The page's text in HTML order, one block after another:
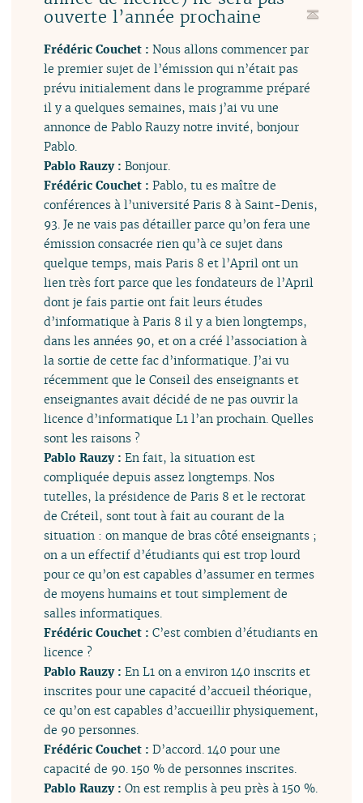
ouverte l’année prochaine
Frédéric Couchet :Nous allons commencer par
le premier sujet de l’émission qui n’était pas
prévu initialement dans le programme préparé
il y a quelques semaines, mais j’ai vu une
annonce de Pablo Rauzy notre invité, bonjour
Pablo.
Pablo Rauzy :Bonjour.
Frédéric Couchet :Pablo, tu es maître de
conférences à l’université Paris 8 à Saint-Denis,
93. Je ne vais pas détailler parce qu’on fera une
émission consacrée rien qu’à ce sujet dans
quelque temps, mais Paris 8 et l’April ont un
lien très fort parce que les fondateurs de l’April
dont je fais partie ont fait leurs études
d’informatique à Paris 8 il y a bien longtemps,
dans les années 90, et on a créé l’association à
la sortie de cette fac d’informatique. J’ai vu
récemment que le Conseil des enseignants et
enseignantes avait décidé de ne pas ouvrir la
licence d’informatique L1 l’an prochain. Quelles
sont les raisons ?
Pablo Rauzy :En fait, la situation est
compliquée depuis assez longtemps. Nos
tutelles, la présidence de Paris 8 et le rectorat
de Créteil, sont tout à fait au courant de la
situation : on manque de bras côté enseignants ;
on a un effectif d’étudiants qui est trop lourd
pour ce qu’on est capables d’assumer en termes
de moyens humains et tout simplement de
salles informatiques.
Frédéric Couchet :C’est combien d’étudiants en
licence ?
Pablo Rauzy :En L1 on a environ 140 inscrits et
inscrites pour une capacité d’accueil théorique,
ce qu’on est capables d’accueillir physiquement,
de 90 personnes.
Frédéric Couchet :D’accord. 140 pour une
capacité de 90. 150 % de personnes inscrites.
Pablo Rauzy :On est remplis à peu près à 150 %.